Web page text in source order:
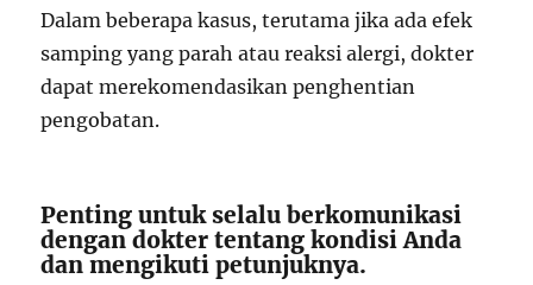
Dalam beberapa kasus, terutama jika ada efek
samping yang parah atau reaksi alergi, dokter
dapat merekomendasikan penghentian
pengobatan.
Penting untuk selalu berkomunikasi
dengan dokter tentang kondisi Anda
dan mengikuti petunjuknya.